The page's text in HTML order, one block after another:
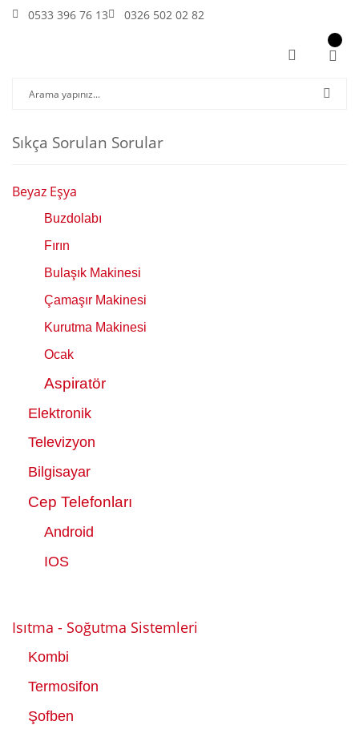
0533 396 76 13 0326 502 02 82
Sıkça Sorulan Sorular
Beyaz Eşya
Buzdolabı
Fırın
Bulaşık Makinesi
Çamaşır Makinesi
Kurutma Makinesi
Ocak
Aspiratör
Elektronik
Televizyon
Bilgisayar
Cep Telefonları
Android
IOS
Isıtma - Soğutma Sistemleri
Kombi
Termosifon
Şofben